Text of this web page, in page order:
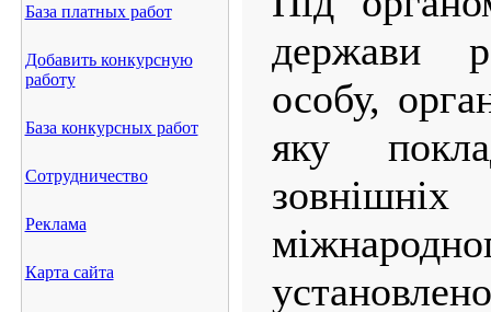
База платных работ
Добавить конкурсную
работу
База конкурсных работ
Сотрудничество
Реклама
Карта сайта
держави
особу,
яку